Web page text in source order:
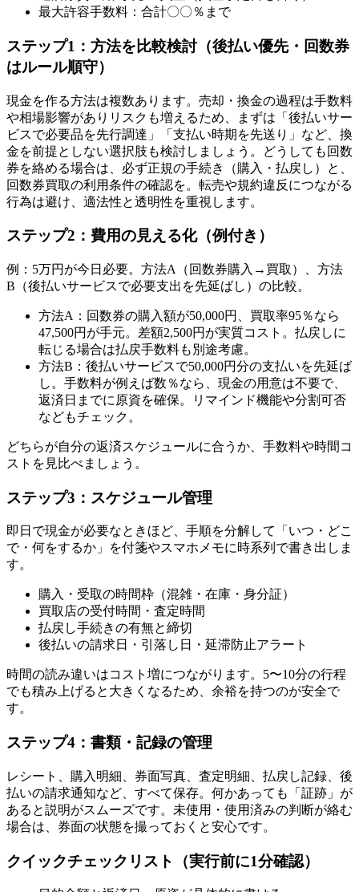
最大許容手数料：合計〇〇％まで
ステップ1：方法を比較検討（後払い優先・回数券
はルール順守）
現金を作る方法は複数あります。売却・換金の過程は手数料
や相場影響がありリスクも増えるため、まずは「後払いサー
ビスで必要品を先行調達」「支払い時期を先送り」など、換
金を前提としない選択肢も検討しましょう。どうしても回数
券を絡める場合は、必ず正規の手続き（購入・払戻し）と、
回数券買取の利用条件の確認を。転売や規約違反につながる
行為は避け、適法性と透明性を重視します。
ステップ2：費用の見える化（例付き）
例：5万円が今日必要。方法A（回数券購入→買取）、方法
B（後払いサービスで必要支出を先延ばし）の比較。
方法A：回数券の購入額が50,000円、買取率95％なら
47,500円が手元。差額2,500円が実質コスト。払戻しに
転じる場合は払戻手数料も別途考慮。
方法B：後払いサービスで50,000円分の支払いを先延ば
し。手数料が例えば数％なら、現金の用意は不要で、
返済日までに原資を確保。リマインド機能や分割可否
などもチェック。
どちらが自分の返済スケジュールに合うか、手数料や時間コ
ストを見比べましょう。
ステップ3：スケジュール管理
即日で現金が必要なときほど、手順を分解して「いつ・どこ
で・何をするか」を付箋やスマホメモに時系列で書き出しま
す。
購入・受取の時間枠（混雑・在庫・身分証）
買取店の受付時間・査定時間
払戻し手続きの有無と締切
後払いの請求日・引落し日・延滞防止アラート
時間の読み違いはコスト増につながります。5〜10分の行程
でも積み上げると大きくなるため、余裕を持つのが安全で
す。
ステップ4：書類・記録の管理
レシート、購入明細、券面写真、査定明細、払戻し記録、後
払いの請求通知など、すべて保存。何かあっても「証跡」が
あると説明がスムーズです。未使用・使用済みの判断が絡む
場合は、券面の状態を撮っておくと安心です。
クイックチェックリスト（実行前に1分確認）